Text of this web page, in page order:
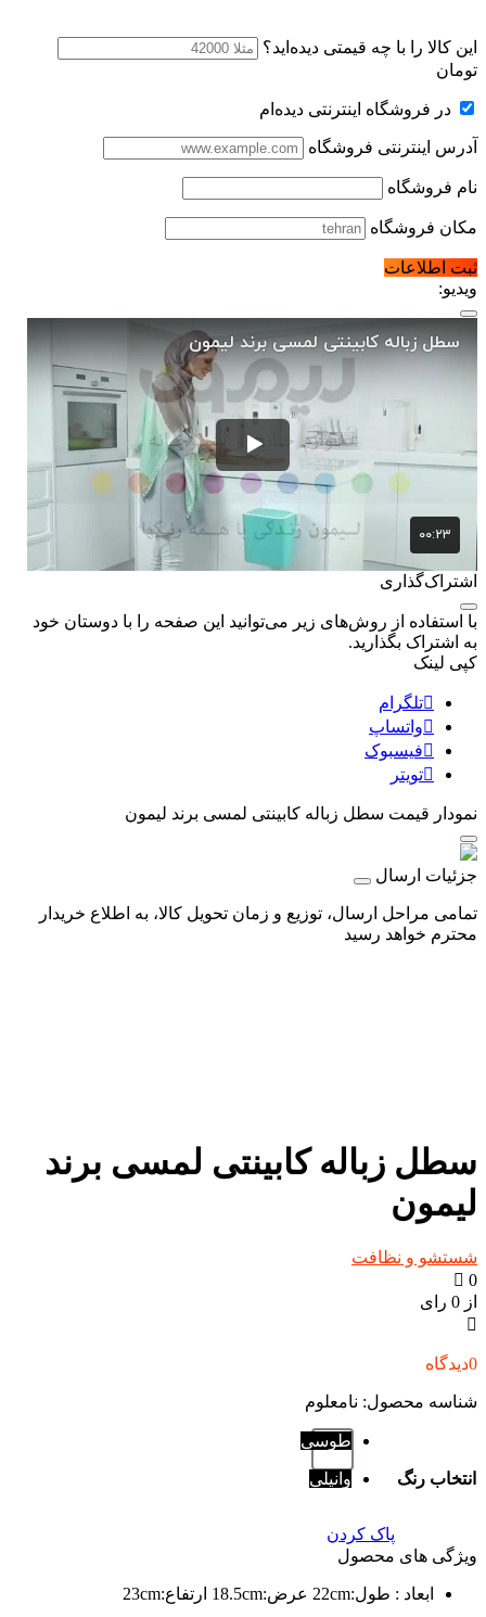
این کالا را با چه قیمتی دیده‌اید؟
تومان
در فروشگاه اینترنتی دیده‌ام
آدرس اینترنتی فروشگاه
نام فروشگاه
مکان فروشگاه
ثبت اطلاعات
ویدیو:
اشتراک‌گذاری
با استفاده از روش‌های زیر می‌توانید این صفحه را با دوستان خود
به اشتراک بگذارید.
کپی لینک
تلگرام
واتساپ
فیسبوک
تویتر
نمودار قیمت سطل زباله کابینتی لمسی برند لیمون
جزئیات ارسال
تمامی مراحل ارسال، توزیع و زمان تحویل کالا، به اطلاع خریدار
محترم خواهد رسید
سطل زباله کابینتی لمسی برند
لیمون
شستشو و نظافت
0
از 0 رای
0دیدگاه
شناسه محصول: نامعلوم
انتخاب رنگ
طوسی
وانیلی
پاک کردن
ویژگی های محصول
ابعاد : طول:22cm عرض:18.5cm ارتفاع:23cm